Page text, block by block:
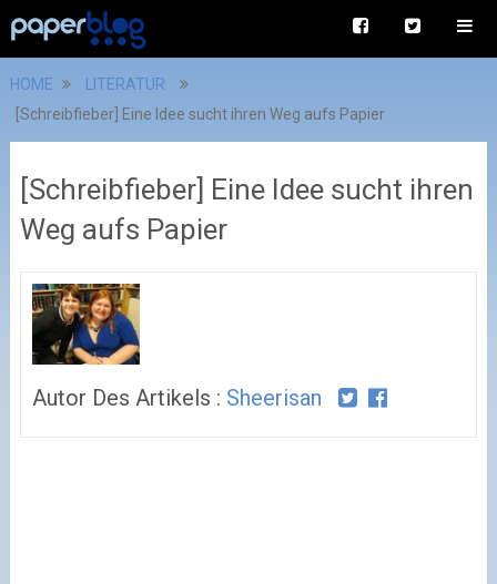
HOME
LITERATUR
[Schreibfieber] Eine Idee sucht ihren Weg aufs Papier
[Schreibfieber] Eine Idee sucht ihren
Weg aufs Papier
Autor Des Artikels : Sheerisan